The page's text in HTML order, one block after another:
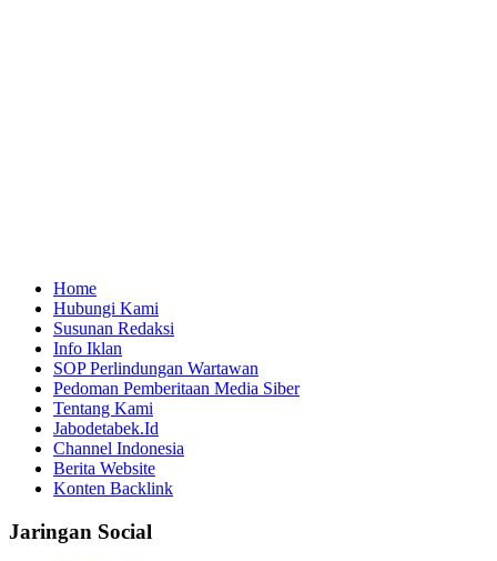
Home
Hubungi Kami
Susunan Redaksi
Info Iklan
SOP Perlindungan Wartawan
Pedoman Pemberitaan Media Siber
Tentang Kami
Jabodetabek.Id
Channel Indonesia
Berita Website
Konten Backlink
Jaringan Social